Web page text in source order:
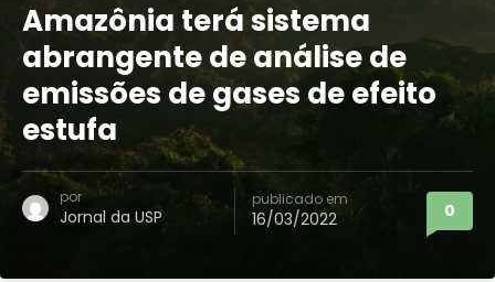
Amazônia terá sistema
abrangente de análise de
emissões de gases de efeito
estufa
por
Jornal da USP
publicado em
16/03/2022 0